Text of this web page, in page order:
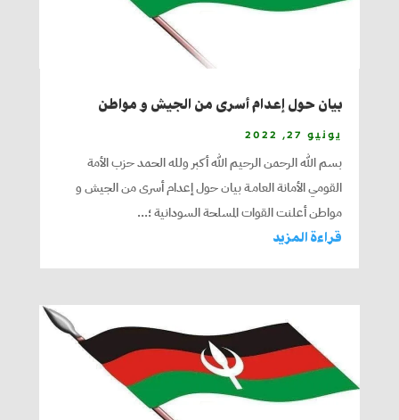
بيان حول إعدام أسرى من الجيش و مواطن
يونيو 27, 2022
بسم الله الرحمن الرحيم الله أكبر ولله الحمد حزب الأمة
القومي الأمانة العامـة بيان حول إعدام أسرى من الجيش و
مواطن أعلنت القوات المسلحة السودانية ؛...
قراءة المزيد